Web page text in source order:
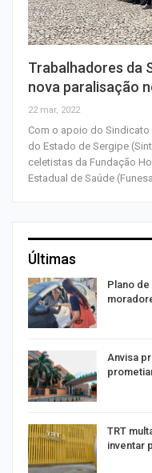
Trabalhadores da
nova paralisação
22 mar, 2022
Com o apoio do
do Estado de Sergipe
celetistas da Fundação
Estadual de Saúde
Últimas
Plano
Anvisa
TRT
inventar